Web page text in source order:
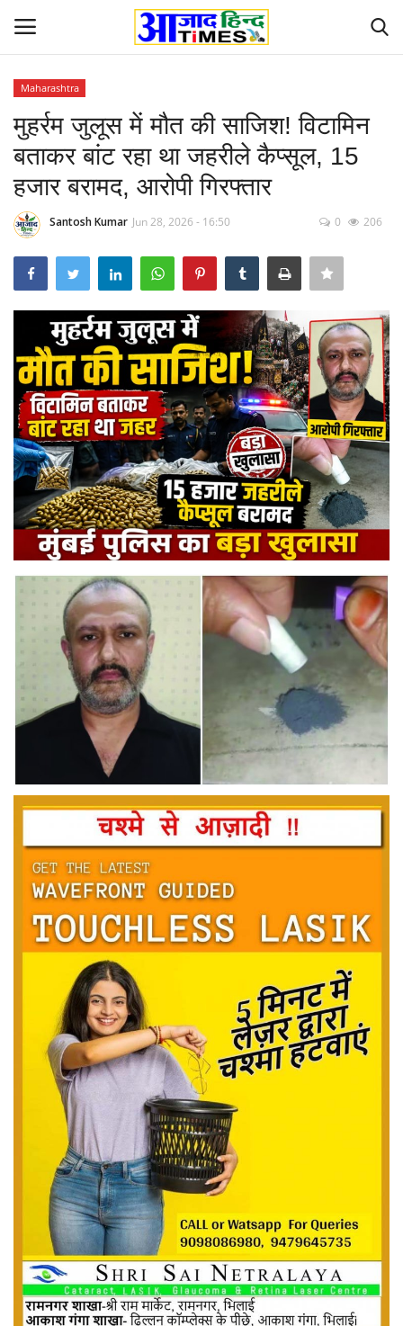
Home
Contact
छत्तीसगढ़ राज्य
दुनिया
मनोरंजन
सेहत
धर्म
करियर
खेल
बिजनेस
वीडियो
Maharashtra
मुहर्रम जुलूस में मौत की साजिश! विटामिन
बताकर बांट रहा था जहरीले कैप्सूल, 15
हजार बरामद, आरोपी गिरफ्तार
Santosh Kumar Jun 28, 2026 - 16:50 0 206